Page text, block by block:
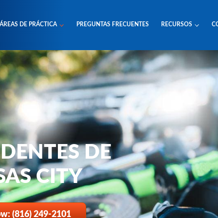
ÁREAS DE PRÁCTICA PREGUNTAS FRECUENTES RECURSOS
DE
CITY
(816) 249-2101